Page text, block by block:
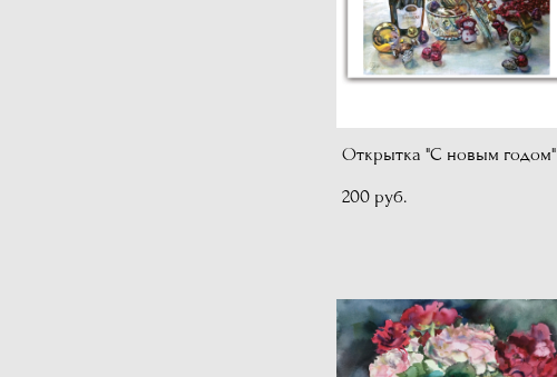
Открытка "С новым годом"
200 pуб.